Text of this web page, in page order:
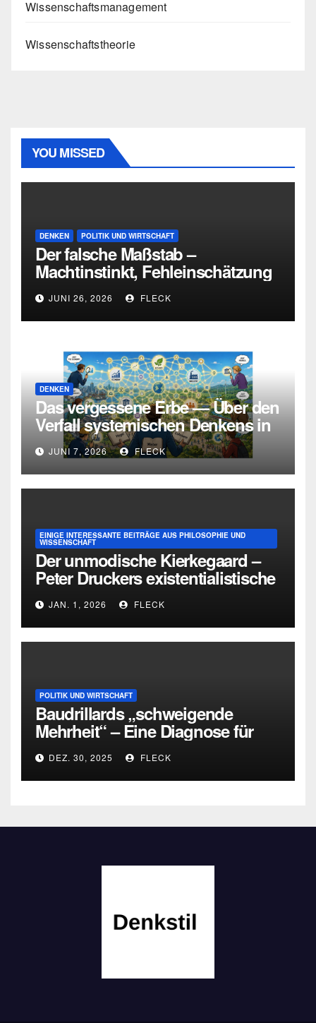
Wissenschaftsmanagement
Wissenschaftstheorie
YOU MISSED
DENKEN POLITIK UND WIRTSCHAFT
Der falsche Maßstab –
Machtinstinkt, Fehleinschätzung
und die Grenzen intellektueller
Urteilskraft
JUNI 26, 2026 FLECK
DENKEN
Das vergessene Erbe — Über den
Verfall systemischen Denkens in
Deutschland
JUNI 7, 2026 FLECK
EINIGE INTERESSANTE BEITRÄGE AUS PHILOSOPHIE UND
WISSENSCHAFT
Der unmodische Kierkegaard –
Peter Druckers existentialistische
Intervention von 1933
JAN. 1, 2026 FLECK
POLITIK UND WIRTSCHAFT
Baudrillards „schweigende
Mehrheit“ – Eine Diagnose für
heuteDEZ. 30, 2025 FLECK